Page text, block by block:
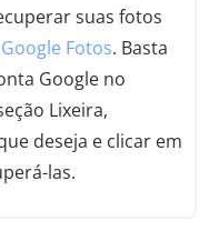
suas fotos
Fotos. Basta
Google no
Lixeira,
deseja e clicar em
las.